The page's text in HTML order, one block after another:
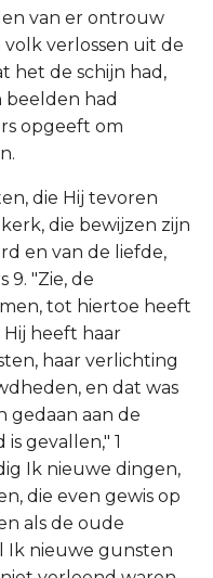
van er ontrouw
volk verlossen uit de
het de schijn had,
beelden had
opgeeft om
die Hij tevoren
die bewijzen zijn
en van de liefde,
9. "Zie, de
tot hiertoe heeft
heeft haar
haar verlichting
en dat was
gedaan aan de
gevallen," 1
Ik nieuwe dingen,
die even gewis op
als de oude
Ik nieuwe gunsten